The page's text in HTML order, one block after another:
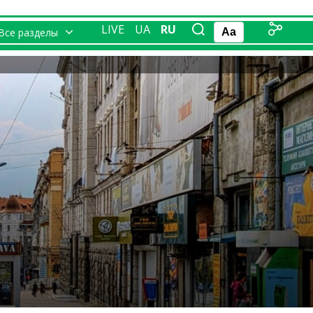
разделы LIVE UA RU Aa